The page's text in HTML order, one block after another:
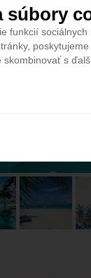
súbory
funkcií
s